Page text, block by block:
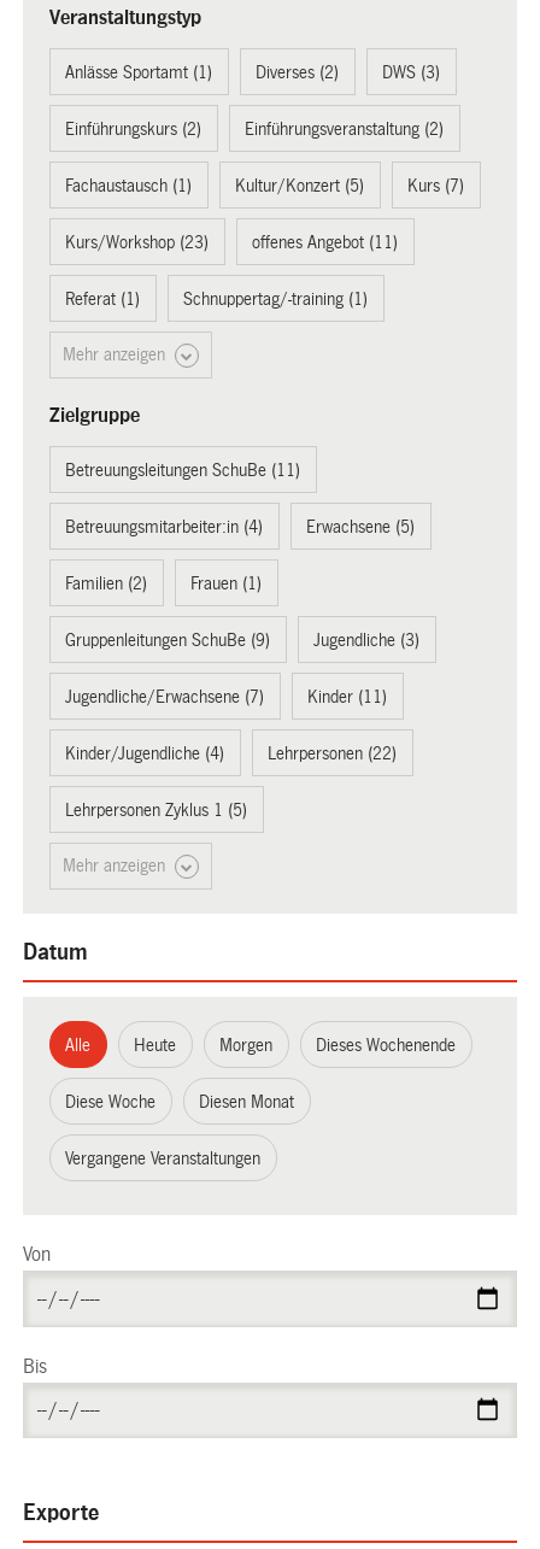
Veranstaltungstyp
Anlässe Sportamt (1) Diverses (2) DWS (3)
Einführungskurs (2) Einführungsveranstaltung (2)
Fachaustausch (1) Kultur/Konzert (5) Kurs (7)
Kurs/Workshop (23) offenes Angebot (11)
Referat (1) Schnuppertag/-training (1)
Mehr anzeigen
Zielgruppe
Betreuungsleitungen SchuBe (11)
Betreuungsmitarbeiter:in (4) Erwachsene (5)
Familien (2) Frauen (1)
Gruppenleitungen SchuBe (9) Jugendliche (3)
Jugendliche/Erwachsene (7) Kinder (11)
Kinder/Jugendliche (4) Lehrpersonen (22)
Lehrpersonen Zyklus 1 (5)
Mehr anzeigen
Datum
Alle Heute Morgen Dieses Wochenende
Diese Woche Diesen Monat
Vergangene Veranstaltungen
Von
Bis
Exporte